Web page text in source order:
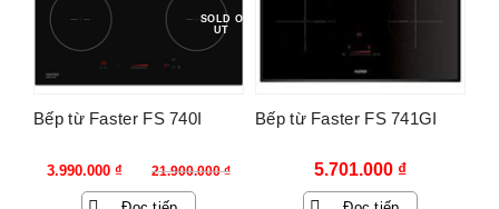
SOLD O
UT
Bếp từ Faster FS 740I
21.900.000₫
Giá
gốc
3.990.000 ₫
Giá
hiện
Bếp từ Faster FS 741GI
5.701.000 ₫